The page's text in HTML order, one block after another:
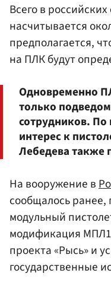
Всего в
насчитывается
предполагается,
на ПЛК будут
Одновременно
только
сотрудников. По
интерес к
Лебедева также
На вооружение в
сообщалось
модульный
модификация
проекта «Рысь» и
государственные